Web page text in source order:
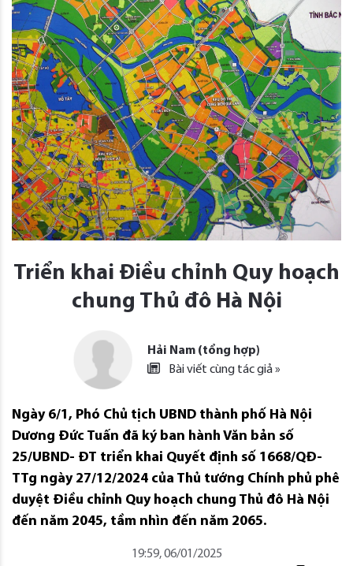
Triển khai Điều chỉnh Quy hoạch
chung Thủ đô Hà Nội
Hải Nam (tổng hợp)
Bài viết cùng tác giả »
Ngày 6/1, Phó Chủ tịch UBND thành phố Hà Nội
Dương Đức Tuấn đã ký ban hành Văn bản số
25/UBND- ĐT triển khai Quyết định số 1668/QĐ-
TTg ngày 27/12/2024 của Thủ tướng Chính phủ phê
duyệt Điều chỉnh Quy hoạch chung Thủ đô Hà Nội
đến năm 2045, tầm nhìn đến năm 2065.
19:59, 06/01/2025